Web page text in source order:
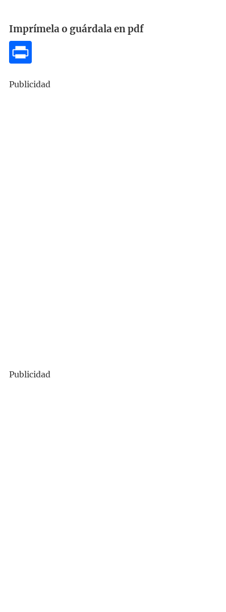
Imprímela o guárdala en pdf
Publicidad
Publicidad